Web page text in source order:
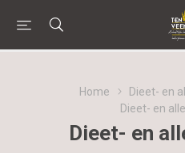
Home
Dieet- en
Dieet- en
Dieet- en